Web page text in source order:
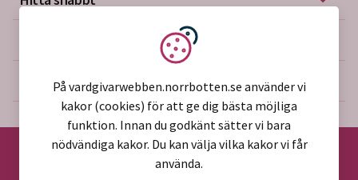
Mer på vårdgivarwebben
Om webbplatsen
Vi använder kakor
På vardgivarwebben.norrbotten.se använder vi
kakor (cookies) för att ge dig bästa möjliga
funktion. Innan du godkänt sätter vi bara
nödvändiga kakor. Du kan välja vilka kakor vi får
använda.